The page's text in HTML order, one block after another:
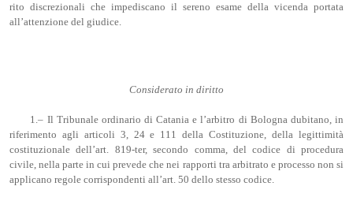
rito discrezionali che impediscano il sereno esame della vicenda portata
all’attenzione del giudice.
Considerato in diritto
1.– Il Tribunale ordinario di Catania e l’arbitro di Bologna dubitano, in
riferimento agli articoli 3, 24 e 111 della Costituzione, della legittimità
costituzionale dell’art. 819-ter, secondo comma, del codice di procedura
civile, nella parte in cui prevede che nei rapporti tra arbitrato e processo non si
applicano regole corrispondenti all’art. 50 dello stesso codice.